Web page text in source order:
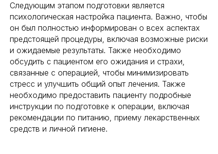
Следующим этапом подготовки является
психологическая настройка пациента. Важно, чтобы
он был полностью информирован о всех аспектах
предстоящей процедуры, включая возможные риски
и ожидаемые результаты. Также необходимо
обсудить с пациентом его ожидания и страхи,
связанные с операцией, чтобы минимизировать
стресс и улучшить общий опыт лечения. Также
необходимо предоставить пациенту подробные
инструкции по подготовке к операции, включая
рекомендации по питанию, приему лекарственных
средств и личной гигиене.